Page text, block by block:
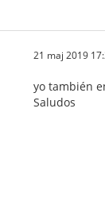
21 maj 2019
yo también
Saludos